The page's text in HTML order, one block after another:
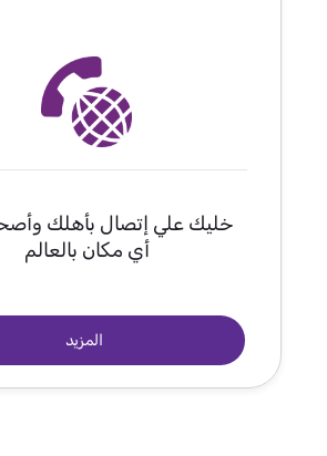
خليك علي إتصال بأهلك
أي مكان بالعالم
المزيد